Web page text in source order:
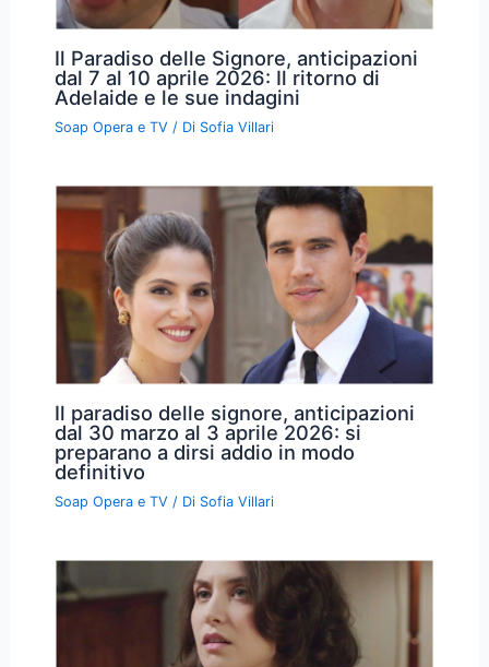
Il Paradiso delle Signore, anticipazioni
dal 7 al 10 aprile 2026: Il ritorno di
Adelaide e le sue indagini
Soap Opera e TV / Di Sofia Villari
Il paradiso delle signore, anticipazioni
dal 30 marzo al 3 aprile 2026: si
preparano a dirsi addio in modo
definitivo
Soap Opera e TV / Di Sofia Villari